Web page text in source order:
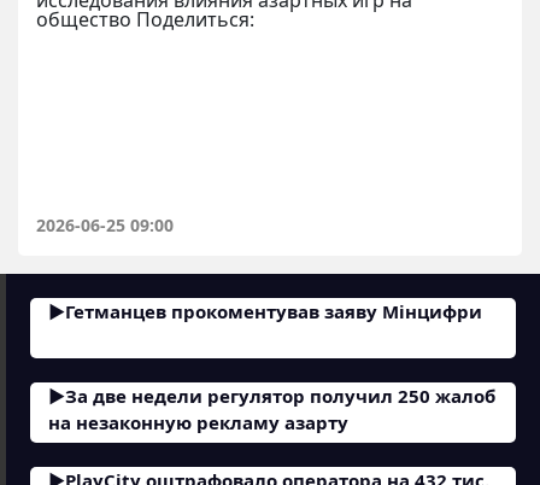
общество Поделиться:
2026-06-25 09:00
Гетманцев прокоментував заяву Мінцифри
За две недели регулятор получил 250 жалоб
на незаконную рекламу азарту